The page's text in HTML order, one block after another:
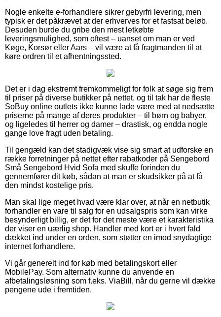
Nogle enkelte e-forhandlere sikrer gebyrfri levering, men
typisk er det påkrævet at der erhverves for et fastsat beløb.
Desuden burde du gribe den mest letkøbte
leveringsmulighed, som oftest – uanset om man er ved
Køge, Korsør eller Aars – vil være at få fragtmanden til at
køre ordren til et afhentningssted.
Det er i dag ekstremt fremkommeligt for folk at søge sig frem
til priser på diverse butikker på nettet, og til tak har de fleste
SoBuy online outlets ikke kunne lade være med at nedsætte
priserne på mange af deres produkter – til børn og babyer,
og ligeledes til herrer og damer – drastisk, og endda nogle
gange love fragt uden betaling.
Til gengæld kan det stadigvæk vise sig smart at udforske en
række forretninger på nettet efter rabatkoder på Sengebord
Små Sengebord Hvid Sofa med skuffe forinden du
gennemfører dit køb, sådan at man er skudsikker på at få
den mindst kostelige pris.
Man skal lige meget hvad være klar over, at når en netbutik
forhandler en vare til salg for en udsalgspris som kan virke
besynderligt billig, er det for det meste være et karakteristika
der viser en uærlig shop. Handler med kort er i hvert fald
dækket ind under en orden, som støtter en imod snydagtige
internet forhandlere.
Vi går generelt ind for køb med betalingskort eller
MobilePay. Som alternativ kunne du anvende en
afbetalingsløsning som f.eks. ViaBill, når du gerne vil dække
pengene ude i fremtiden.